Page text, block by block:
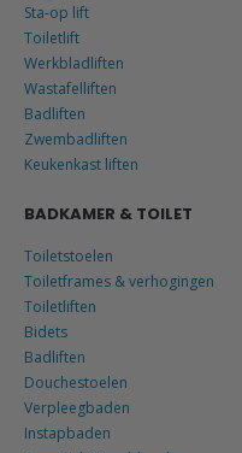
Sta-op lift
Toiletlift
Werkbladliften
Wastafelliften
Badliften
Zwembadliften
Keukenkast liften
BADKAMER & TOILET
Toiletstoelen
Toiletframes & verhogingen
Toiletliften
Bidets
Badliften
Douchestoelen
Verpleegbaden
Instapbaden